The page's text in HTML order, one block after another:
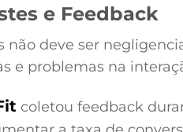
e Feedback
não deve ser
e problemas na
coletou feedback